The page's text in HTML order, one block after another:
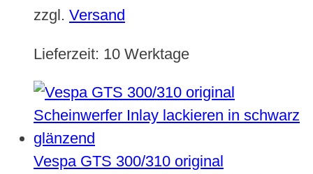
zzgl. Versand
Lieferzeit: 10 Werktage
Vespa GTS 300/310 original